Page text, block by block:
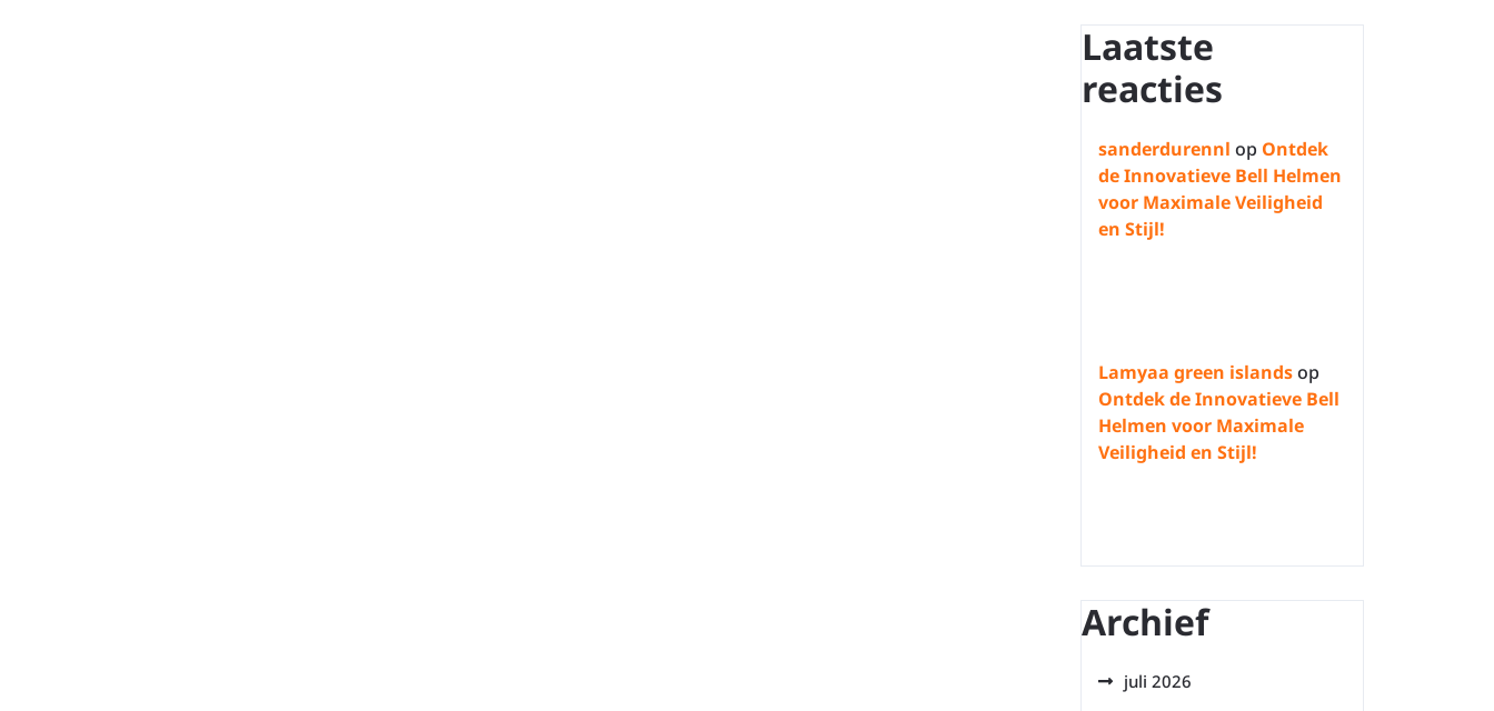
Laatste
reacties
sanderdurennl op Ontdek
de Innovatieve Bell Helmen
voor Maximale Veiligheid
en Stijl!
Lamyaa green islandsop
Ontdek de Innovatieve Bell
Helmen voor Maximale
Veiligheid en Stijl!
Archief
juli 2026